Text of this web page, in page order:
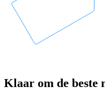
Klaar om de beste